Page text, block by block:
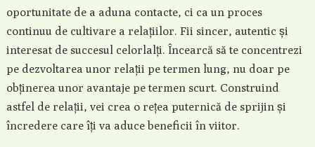
oportunitate de a aduna contacte, ci ca un proces
continuu de cultivare a relațiilor. Fii sincer, autentic și
interesat de succesul celorlalți. Încearcă să te concentrezi
pe dezvoltarea unor relații pe termen lung, nu doar pe
obținerea unor avantaje pe termen scurt. Construind
astfel de relații, vei crea o rețea puternică de sprijin și
încredere care îți va aduce beneficii în viitor.